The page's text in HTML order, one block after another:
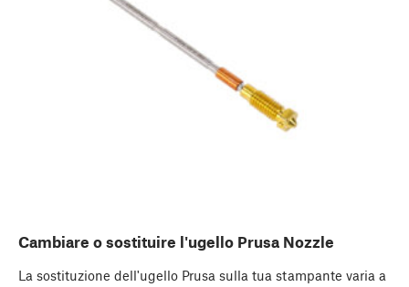
Cambiare o sostituire l'ugello Prusa Nozzle
La sostituzione dell'ugello Prusa sulla tua stampante varia a